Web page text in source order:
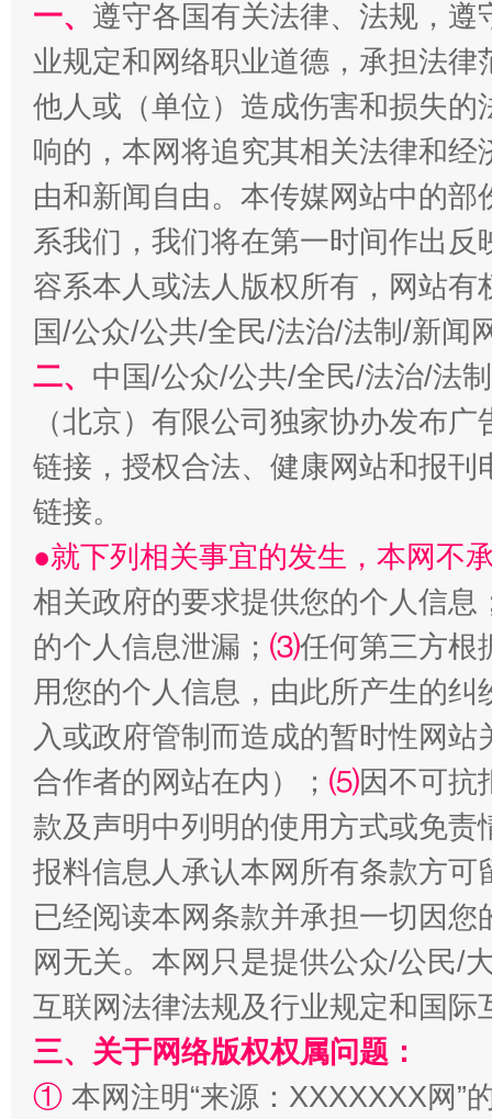
魏明亮
解纷+调解+退费，一次搞定
一、 遵守各国有关法律、法规，
业规定和网络职业道德，承担法
他人或（单位）造成伤害和损失
响的，本网将追究其相关法律和
由和新闻自由。本传媒网站中的
系我们，我们将在第一时间作出
容系本人或法人版权所有，网站
国/公众/公共/全民/法治/法制/新闻
二、 中国/公众/公共/全民/法治/法
（北京）有限公司独家协办发布
链接，授权合法、健康网站和报
链接。
●就下列相关事宜的发生，本网不
相关政府的要求提供您的个人信息
的个人信息泄漏； ⑶任何第三方根
用您的个人信息，由此所产生的纠
入或政府管制而造成的暂时性网
合作者的网站在内）； ⑸因不可抗
款及声明中列明的使用方式或免责
报料信息人承认本网所有条款方
已经阅读本网条款并承担一切因
网无关。本网只是提供公众/公民/
互联网法律法规及行业规定和国
三、关于网络版权权属问题：
① 本网注明“来源：XXXXXXX网”